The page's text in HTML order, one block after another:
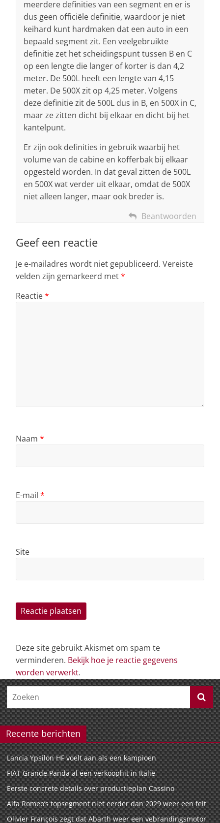
meerdere definities van een segment en er is
dus geen officiële definitie, waardoor je niet
keihard kunt hardmaken dat een auto in een
bepaald segment zit. Een veelgebruikte
definitie zet het scheidingspunt tussen B en C
op een lengte die langer of korter is dan 4,2
meter. De 500L heeft een lengte van 4,15
meter. De 500X zit op 4,25 meter. Volgens
deze definitie zit de 500L dus in B, en 500X in C,
maar ze zitten dicht bij elkaar en dicht bij het
kantelpunt.
Er zijn ook definities in gebruik waarbij het
volume van de cabine en kofferbak bij elkaar
opgesteld worden. In dat geval zitten de 500L
en 500X wat verder uit elkaar, omdat de 500X
niet alleen langer, maar ook breder is.
Beantwoorden
Geef een reactie
Je e-mailadres wordt niet gepubliceerd. Vereiste
velden zijn gemarkeerd met*
Reactie*
Naam *
E-mail *
Site
Deze site gebruikt Akismet om spam te
verminderen. Bekijk hoe je reactie gegevens
worden verwerkt.
Recente berichten
Lancia Ypsilon HF voelt aan als een kampioen
FIAT Grande Panda al een verkoophit in Italië
Eerste concrete details over productieplan Cassino
Alfa Romeo’s topsegment niet eerder dan 2029 weer een feit
Olivier François zegt dat Abarth weer een vebrandingsmotor